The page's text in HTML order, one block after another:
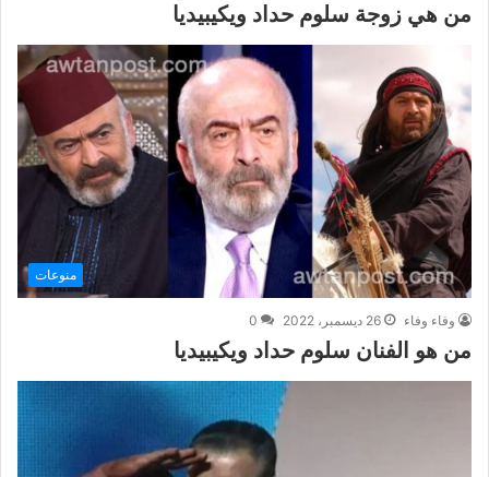
من هي زوجة سلوم حداد ويكيبيديا
منوعات
وفاء وفاء 26 ديسمبر، 2022 0
من هو الفنان سلوم حداد ويكيبيديا